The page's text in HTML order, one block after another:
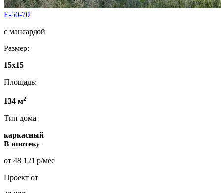
E-50-70
с мансардой
Размер:
15х15
Площадь:
134 м2
Тип дома:
каркасный
В ипотеку
от 48 121 р/мес
Проект от